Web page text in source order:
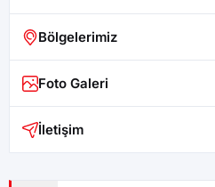
Bölgelerimiz
Foto Galeri
İletişim